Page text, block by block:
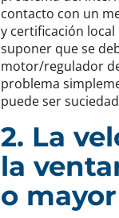
contacto con un
y certificación
suponer que se
motor/regulador
problema
puede ser
2. La
la
o